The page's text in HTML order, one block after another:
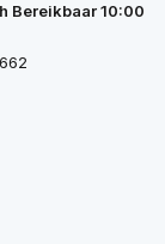
Bereikbaar 10:00